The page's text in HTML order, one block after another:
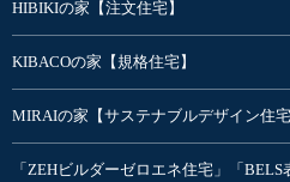
HIBIKIの家【注文住宅】
KIBACOの家【規格住宅】
MIRAIの家【サステナブルデザイン住宅
「ZEHビルダーゼロエネ住宅」「